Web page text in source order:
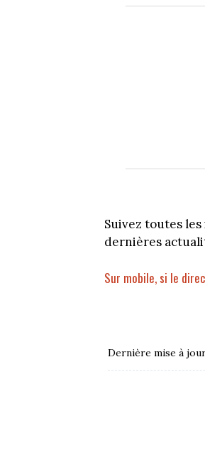
Suivez toutes
dernières
Sur mobile, si le
Dernière mise à